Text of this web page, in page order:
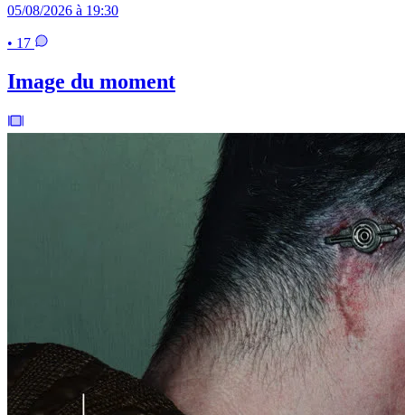
05/08/2026 à 19:30
• 17
Image du moment